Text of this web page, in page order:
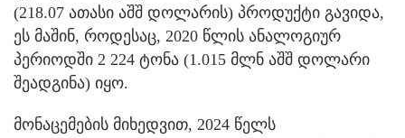
(218.07 ათასი აშშ დოლარის) პროდუქტი გავიდა,
ეს მაშინ, როდესაც, 2020 წლის ანალოგიურ
პერიოდში 2 224 ტონა (1.015 მლნ აშშ დოლარი
შეადგინა) იყო.
მონაცემების მიხედვით, 2024 წელს